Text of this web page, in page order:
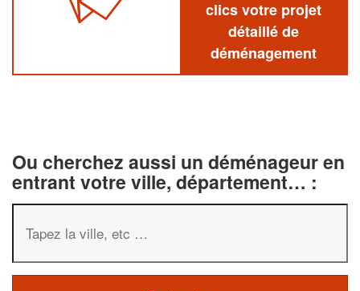
clics votre projet
détaillé de
déménagement
Ou cherchez aussi un déménageur en
entrant votre ville, département… :